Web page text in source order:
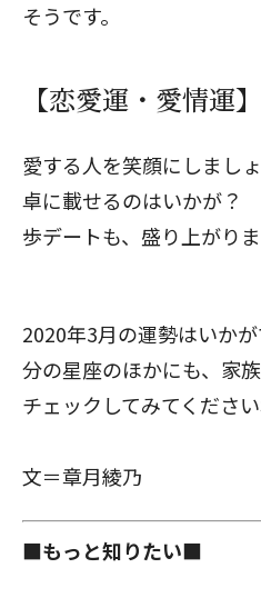
そうです。
【恋愛運・愛情運
愛する人を笑顔にしまし
卓に載せるのはいかが？
歩デートも、盛り上がりま
2020年3月の運勢はいか
分の星座のほかにも、家
チェックしてみてください
文＝章月綾乃
■もっと知りたい■